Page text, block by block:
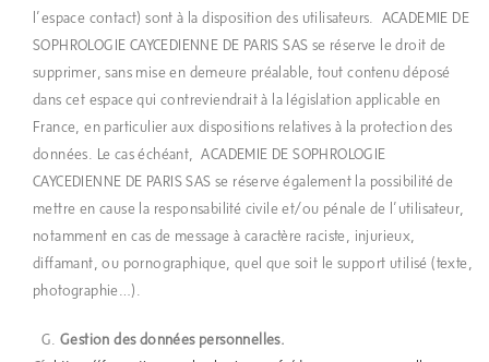
l’espace contact) sont à la disposition des utilisateurs. ACADEMIE DE
SOPHROLOGIE CAYCEDIENNE DE PARIS SAS se réserve le droit de
supprimer, sans mise en demeure préalable, tout contenu déposé
dans cet espace qui contreviendrait à la législation applicable en
France, en particulier aux dispositions relatives à la protection des
données. Le cas échéant, ACADEMIE DE SOPHROLOGIE
CAYCEDIENNE DE PARIS SAS se réserve également la possibilité de
mettre en cause la responsabilité civile et/ou pénale de l’utilisateur,
notamment en cas de message à caractère raciste, injurieux,
diffamant, ou pornographique, quel que soit le support utilisé (texte,
photographie…).
Gestion des données personnelles.